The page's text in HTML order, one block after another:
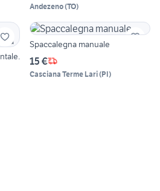
Andezeno(TO)
Spaccalegna manuale
15 €
Casciana Terme Lari(PI)